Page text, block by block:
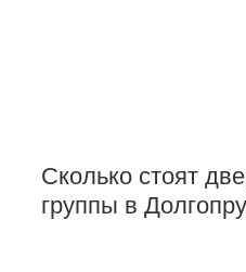
Сколько стоят
группы в